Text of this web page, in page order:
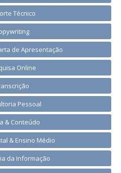
Técnico
de Apresentação
Online
Pessoal
& Conteúdo
& Ensino Médio
da Informação